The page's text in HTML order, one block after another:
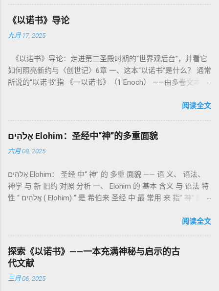
为我耶和华你们的神是圣洁的。”（利未记19:2） 这节经文构成
整卷书的中心神学。希伯来文“קָדוֹשׁ”（kadosh）不仅意味着道
德上的圣洁，更意味着“分别出来”、“归属于神”。 《利未记》教
中活出“圣洁”。圣洁不仅是内心态度，更是生活方式。 二、献
祭制度：与神相交的通道 前七章详细描述五种祭： 燔祭
（olah）：全然献上，象征奉献与赎罪； 素祭 （minchah）：
团契的象征； 赎罪祭 （chatat）：针对无意之罪的遮盖； 赎愆
祭 （asham）：针对特定罪行的赔偿与赎回。 这些制度不是单
纯宗教仪式，而是 神提供给罪人恢复关系的方式 。 希伯来文
祂的子民得洁净并维系同在。 三、祭司制度与敬拜秩序 亚伦与
记》强调他们的洁净、服饰、行为都必须与神的圣洁相称。 祭
司是 圣所的看守者、律法的教导者与百姓的代求者 。他们的失
败（如拿答与亚比户擅献凡火）立刻带来神的审判（利10
限 第11–15章讲述关于食物、疾病（如大麻风）、体液等“洁净
与不洁”的律例。其目的不是为了迷信或隔离，而是建立 圣洁与
秩序感 ，帮助以色列人活在神的同在中。 “洁净”不是等同于“无
罪”，而是不妨碍与神交往的状态。圣所是神居住之地，进入必
16章描述每年一次的“赎罪日”（Yom Kippur），大祭司进入至
《以诺书》导论
九月 17, 2025
《以诺书》导论：走进第二圣殿时期的“世界观后台”，并看它
如何照亮新约与〈创世记〉6章 一、这本“以诺书”是什么？ 通常
所说的“以诺书”指 《一以诺书》（1 Enoch） ——由多卷文本构
世纪），虽不在犹太/基督教主流正典之内（ 埃塞俄比亚正教
吉兹语（埃塞俄比亚语） 保存， 死海古卷 出土了多份 阿拉姆
语 残卷，另有 希腊文 片段，显示其广泛流传。 《一以诺书》
大体由五部分组成（作者与年代各异）： 《守望者之书》（1–
通婚、巨人（尼非利人）的出现，以及神对其囚禁与审判。
《比喻/相似喻之书》（37–71） ：频繁出现“ 那位人子/拣选
者/义者 ”，刻画末世审判与王权。 《天文之书》（72–82） ：
：以异象回顾以色列史并预示末世。 《以诺书信》（91–108）
：智慧训诫、“祸哉”、义人与恶人的结局等。 提示：另有《二
以诺书》（斯拉夫文）与《三以诺书》（希伯来文），属更晚
期以诺传统，不等同于《一以诺书》。 二、为什么重要？——
它是新约作者与读者共享的“语境词典” 1）新约中的直接/间接
呼应 犹大书14–15 几乎逐字引 1 Enoch 1:9（“主带着千万圣者
阅读全文
אֱלֹהִים Elohim：圣经中“神”的多重面貌
六月 08, 2025
אֱלֹהִים Elohim： 圣经 中“ 神” 的 多重 面貌 —— 语 义、 语法、
神学 与 新 旧约 对照 分析 一、 Elohim 的 基本 含义 与 语法 特
性 “ אֱלֹהִים ( Elohim) ” 是 希伯来 圣经 中 最 常用 来 指“ 神” 的
者”。 ✦ 语法 现象： Elohim 是 一个 复数 形式 （“- im” 后
世 记 1: 1）； 在 其他 语 境 中也 可 用于 复数 意义， 如 指 多
神、 属 灵 存在、 审判 官 等； 因此， 需 借助 上下文 判断 语
义 和 神学 定位 。 二、 希伯来 圣经 中 Elohim 的 主要 用法 与
示例 分类 类型 用法 说明 示例 经文 含义 1. 真神 指 以色列 的
阅读全文
探索《以诺书》——一本充满神秘与启示的古
代文献
三月 06, 2025